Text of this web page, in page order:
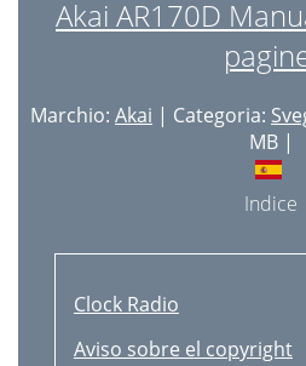
Akai AR170D
Marchio: Akai | Categoria:
MB |
Indice
Clock Radio
Aviso sobre el copyright